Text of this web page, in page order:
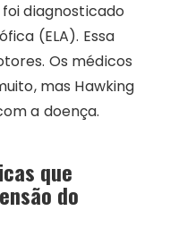
diagnosticado
(ELA). Essa
Os médicos
mas Hawking
a doença.
que
do